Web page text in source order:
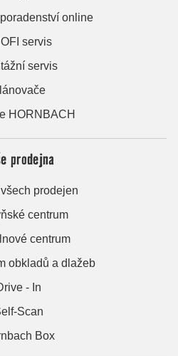
online
servis
servis
HORNBACH
prodejna
prodejen
centrum
centrum
obkladů a dlažeb
- In
Scan
Box